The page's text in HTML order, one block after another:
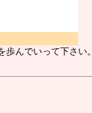
んでいって下さい。